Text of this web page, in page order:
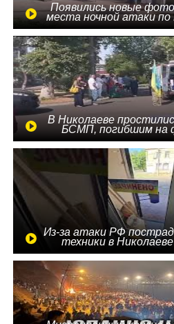
Появились новые фото
места ночной атаки по
В Николаеве
БСМП, погибшим на
Из-за атаки РФ
техники в